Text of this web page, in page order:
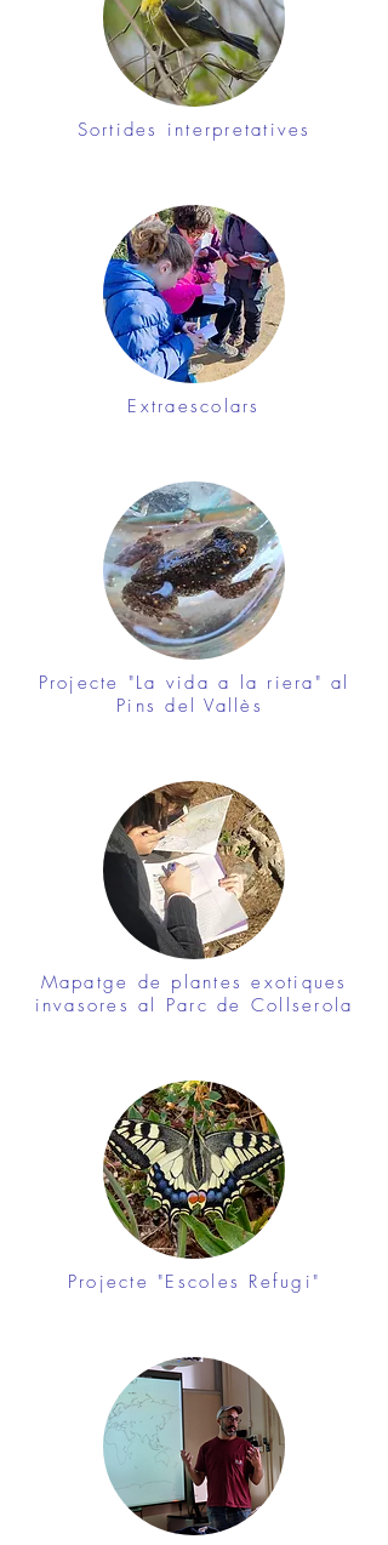
Sortides interpretatives
Extraescolars
Projecte "La vida a la riera" al
Pins del Vallès
Mapatge de plantes exotiques
invasores al Parc de Collserola
Projecte "Escoles Refugi"